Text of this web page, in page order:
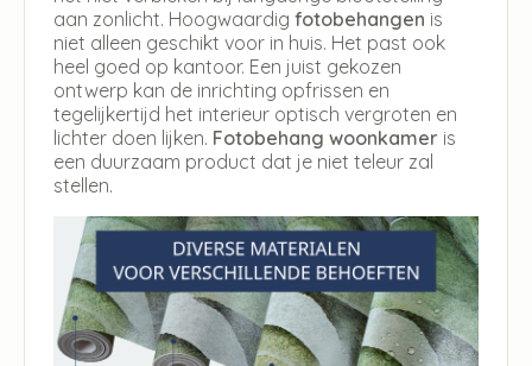
aan zonlicht. Hoogwaardig fotobehangen is
niet alleen geschikt voor in huis. Het past ook
heel goed op kantoor. Een juist gekozen
ontwerp kan de inrichting opfrissen en
tegelijkertijd het interieur optisch vergroten en
lichter doen lijken. Fotobehang woonkamer is
een duurzaam product dat je niet teleur zal
stellen.